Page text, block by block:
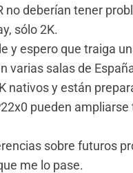
no deberían tener
sólo 2K.
y espero que traiga
varias salas de
nativos y están
pueden
sobre futuros
me lo pase.